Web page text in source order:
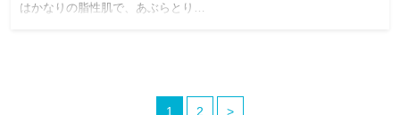
はかなりの脂性肌で、あぶらとり…
1 2 >